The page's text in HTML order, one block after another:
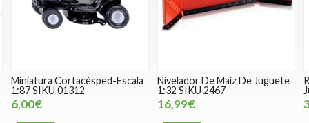
Miniatura Cortacésped-Escala
1:87 SIKU 01312
6,00€
Nivelador De Maíz De Juguete
1:32 SIKU 2467
16,99€